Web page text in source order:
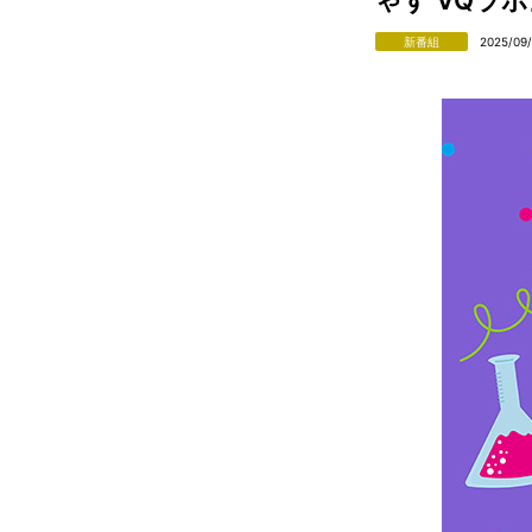
新番組 2025/